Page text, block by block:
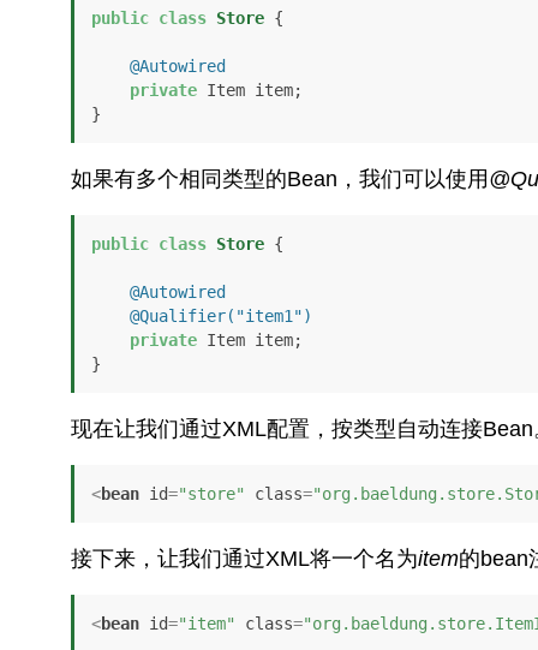
public class Store {
@Autowired
private Item item;
}
如果有多个相同类型的Bean，我们可以使用
public class Store {
@Autowired
@Qualifier("item1")
private Item item;
}
现在让我们通过XML配置，按类型自动连接Bean
<bean id="store" class=
接下来，让我们通过XML将一个名为item的bean
<bean id="item" class=